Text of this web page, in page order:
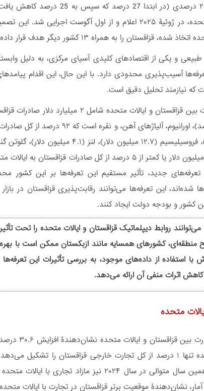
اعمال تعرفۀ ۲۵ درصدی (در
ترامپ»، رئیس‌جمهور ایالات متحده، در ژوئیۀ ۲۰۲۵ اعلام و از
را به همراه ۱۳ کشور دیگر هدف قرار داده است.
آسیب‌پذیری محدودی دارد. با این حال، این اقدام
که نیازمند تحلیل دقیق است.
عمدتاً شامل نفت خام (۴۰ درصد)،
تعرفه‌های جدید، تأثیر مستقیم این تعرفه‌ها بر این کشور
شده‌اند، این تعرفه‌ها می‌توانند رقابت‌پذیری قزاقستان در
کشور و بودجه دولت ایجاد کنند.
روابط دیپلماتیک قزاقستان و ایالات متحده را تحت
کشورهای همسایه مانند ازبکستان ممکن است با
با استفاده از داده‌های موجود، به بررسی تأثیرات این
کاهش اثرات منفی آن ارائه می‌دهد.
متحده
این حال، تجارت با ایالات متحده تنها ۱ درصد از کل تجارت خارجی
این آمار، نشان‌دهندۀ موقعیت برتر قزاقستان در تجارت با ایالات